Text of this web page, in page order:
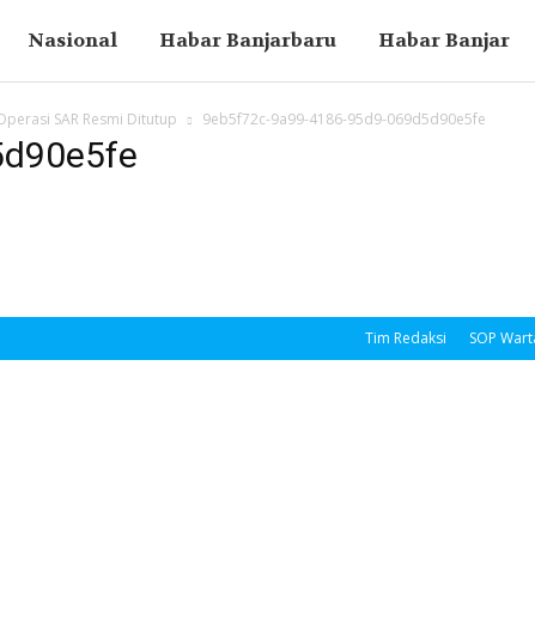
Nasional Habar Banjarbaru Habar Banjar
SAR Resmi Ditutup 9eb5f72c-9a99-4186-95d9-069d5d90e5fe
Tim Redaksi SOP